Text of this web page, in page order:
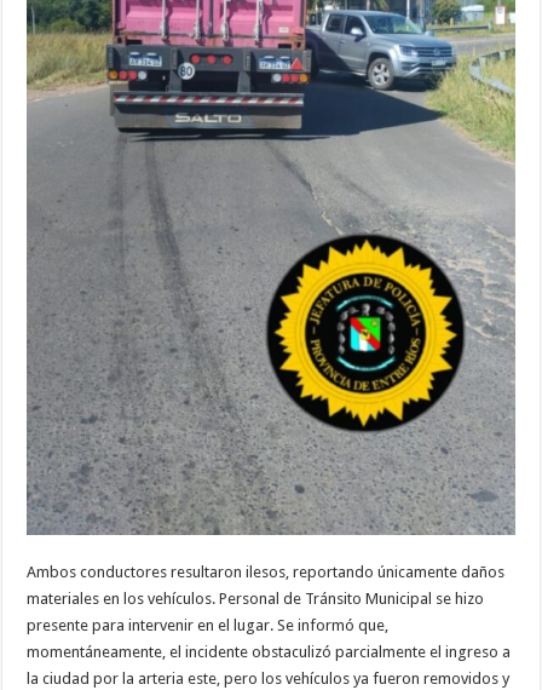
Ambos conductores resultaron ilesos, reportando únicamente daños
materiales en los vehículos. Personal de Tránsito Municipal se hizo
presente para intervenir en el lugar. Se informó que,
momentáneamente, el incidente obstaculizó parcialmente el ingreso a
la ciudad por la arteria este, pero los vehículos ya fueron removidos y